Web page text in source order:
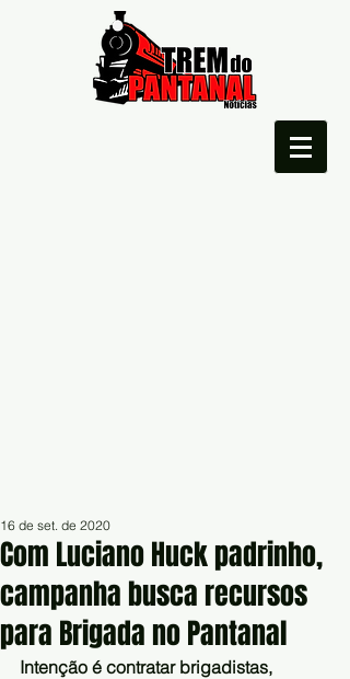
Com Luciano Huck padrinho,
campanha busca recursos
para Brigada no Pantanal
16 de set. de 2020
Intenção é contratar brigadistas,